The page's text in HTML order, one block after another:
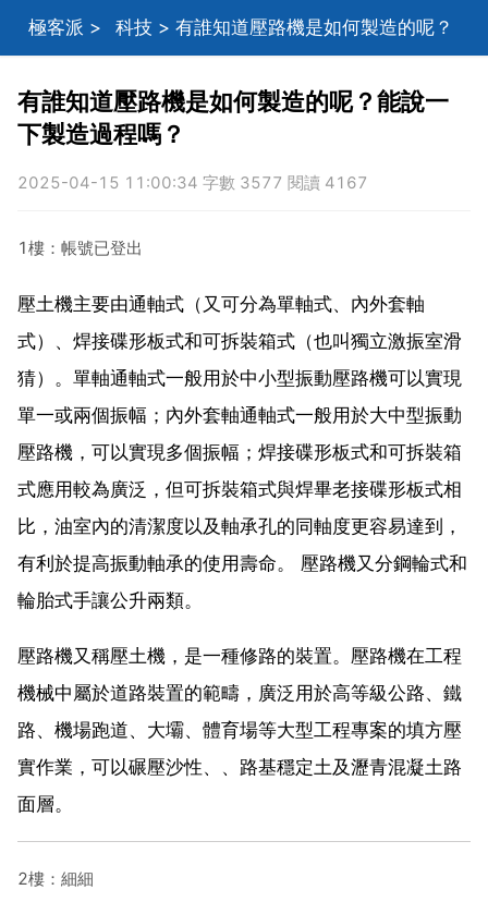
極客派 > 科技 > 有誰知道壓路機是如何製造的呢？
能說一下製造過程嗎？
有誰知道壓路機是如何製造的呢？能說一
下製造過程嗎？
2025-04-15 11:00:34 字數 3577 閱讀 4167
1樓：帳號已登出
壓土機主要由通軸式（又可分為單軸式、內外套軸
式）、焊接碟形板式和可拆裝箱式（也叫獨立激振室滑
猜）。單軸通軸式一般用於中小型振動壓路機可以實現
單一或兩個振幅；內外套軸通軸式一般用於大中型振動
壓路機，可以實現多個振幅；焊接碟形板式和可拆裝箱
式應用較為廣泛，但可拆裝箱式與焊畢老接碟形板式相
比，油室內的清潔度以及軸承孔的同軸度更容易達到，
有利於提高振動軸承的使用壽命。 壓路機又分鋼輪式和
輪胎式手讓公升兩類。
壓路機又稱壓土機，是一種修路的裝置。壓路機在工程
機械中屬於道路裝置的範疇，廣泛用於高等級公路、鐵
路、機場跑道、大壩、體育場等大型工程專案的填方壓
實作業，可以碾壓沙性、、路基穩定土及瀝青混凝土路
面層。
2樓：細細